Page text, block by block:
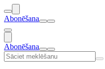
Abonēšana
Abonēšana